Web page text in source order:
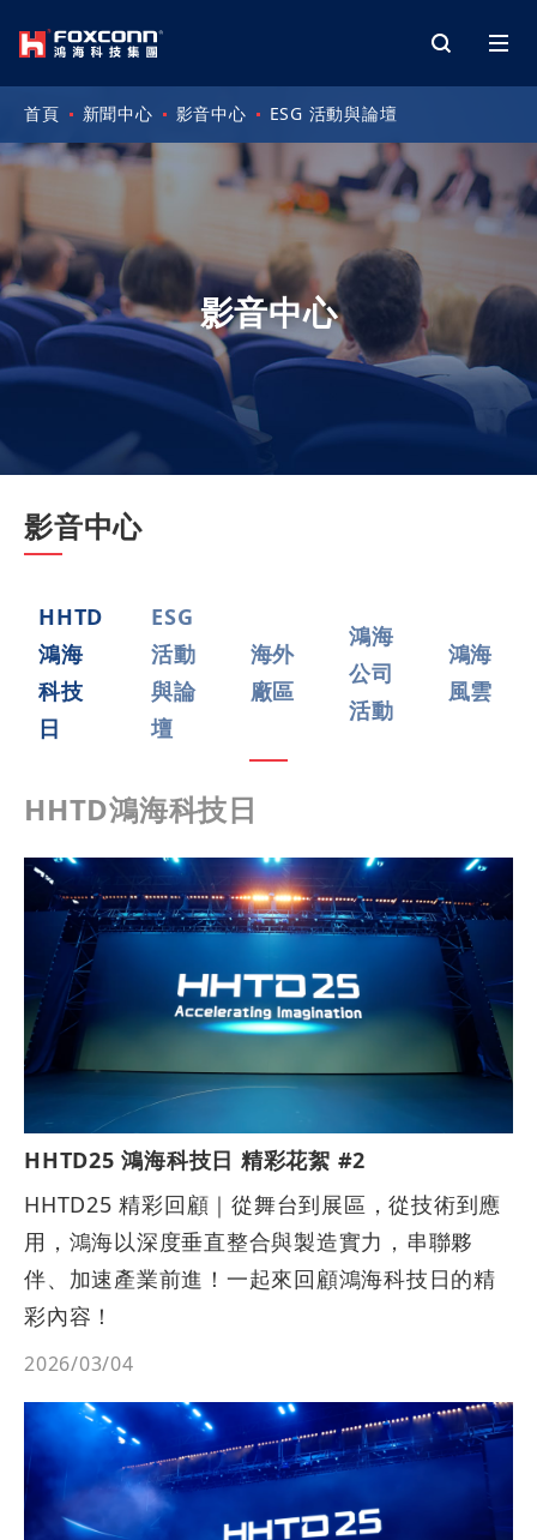
影音中心
首頁 新聞中心 影音中心 ESG 活動與論壇
影音中心
HHTD
鴻海
科技
日
ESG
活動
與論
壇
海外
廠區
鴻海
公司
活動
鴻海
風雲
HHTD鴻海科技日
HHTD25 鴻海科技日 精彩花絮 #2
HHTD25 精彩回顧｜從舞台到展區，從技術到應
用，鴻海以深度垂直整合與製造實力，串聯夥
伴、加速產業前進！一起來回顧鴻海科技日的精
彩內容！
2026/03/04